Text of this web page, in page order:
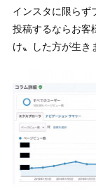
インスタに限らず
投稿するならお客
け〟した方が生き